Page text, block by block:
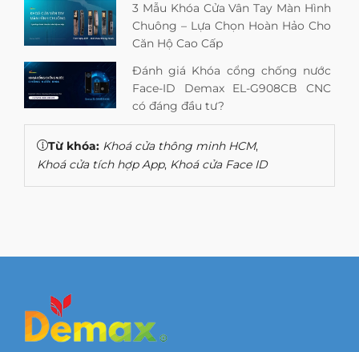
3 Mẫu Khóa Cửa Vân Tay Màn Hình
Chuông – Lựa Chọn Hoàn Hảo Cho
Căn Hộ Cao Cấp
Đánh giá Khóa cổng chống nước
Face-ID Demax EL-G908CB CNC
có đáng đầu tư?
Từ khóa: Khoá cửa thông minh HCM,
Khoá cửa tích hợp App, Khoá cửa Face ID